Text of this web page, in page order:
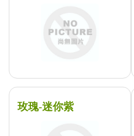
玫瑰-迷你紫